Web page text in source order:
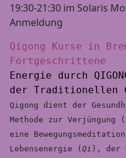
19:30-21:30 im Solaris
Anmeldung
Qigong Kurse in
Energie durch
Qigong dient der
Methode zur Verjüngung (
eine
Lebensenergie (Qi ), der